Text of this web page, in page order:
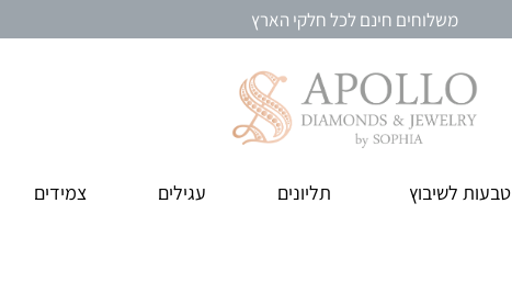
משלוחים חינם לכל חלקי הארץ
תכשיטי
תכשיטי
טבעות לשיבוץ תליונים עגילים צמידים